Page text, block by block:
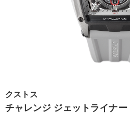
クストス
チャレンジ ジェットライナ